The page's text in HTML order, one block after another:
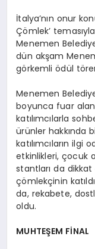
İtalya’nın onur
Çömlek’
Menemen
dün akşam
görkemli ödül
Menemen
boyunca fuar
katılımcılarla
ürünler hakkında
katılımcıların ilgi
etkinlikleri, çocuk
stantları da
çömlekçinin
da, rekabete,
oldu.
MUHTEŞEM FİNAL